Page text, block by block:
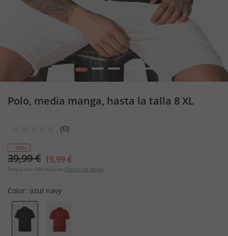
1 2 3 5
Polo, media manga, hasta la talla 8 XL
(0)
- 50%
39,99 € 19,99 €
Precio con IVA incluido Costes de envío
Color: azul navy